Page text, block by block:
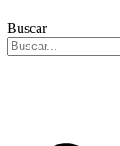
Buscar